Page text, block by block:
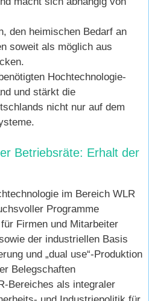
den heimischen Bedarf an
soweit als möglich aus
Hochtechnologie-
und stärkt die
nicht nur auf dem
Betriebsräte: Erhalt der
im Bereich WLR
Programme
Firmen und Mitarbeiter
der industriellen Basis
und „dual use“-Produktion
Belegschaften
Bereiches als integraler